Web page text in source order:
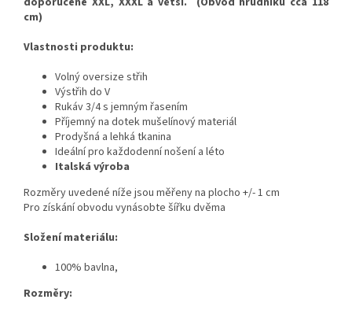
cm)
Vlastnosti produktu:
Volný oversize střih
Výstřih do V
Rukáv 3/4 s jemným řasením
Příjemný na dotek mušelínový materiál
Prodyšná a lehká tkanina
Ideální pro každodenní nošení a léto
Italská výroba
Rozměry uvedené níže jsou měřeny na plocho +/- 1 cm
Pro získání obvodu vynásobte šířku dvěma
Složení materiálu:
100% bavlna,
Rozměry: